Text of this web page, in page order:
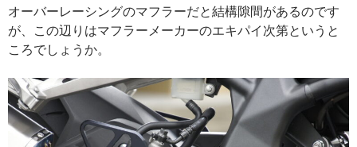
オーバーレーシングのマフラーだと結構隙間があるのです
が、この辺りはマフラーメーカーのエキパイ次第というと
ころでしょうか。